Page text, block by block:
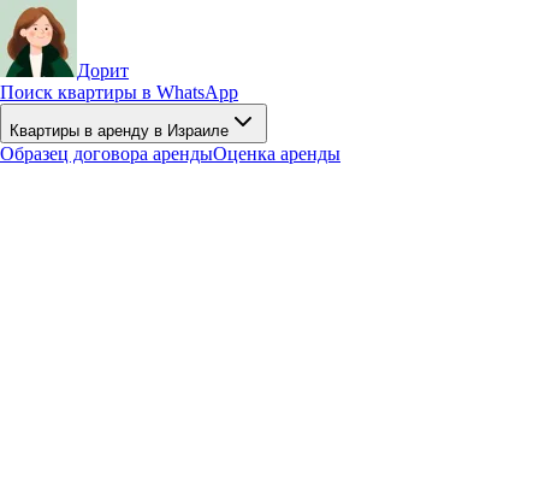
Дорит
Поиск квартиры в WhatsApp
Квартиры в аренду в Израиле
Образец договора арендыОценка аренды